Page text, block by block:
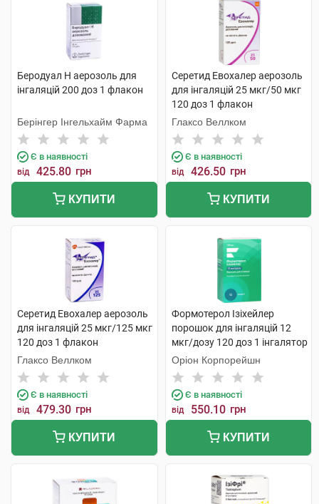
Беродуал Н аерозоль для
інгаляцій 200 доз 1 флакон
Берінгер Інгельхайм Фарма
Є в наявності
від 425.80 грн
КУПИТИ
Серетид Евохалер аерозоль
для інгаляцій 25 мкг/50 мкг
120 доз 1 флакон
Глаксо Веллком
Є в наявності
від 426.50 грн
КУПИТИ
Серетид Евохалер аерозоль
для інгаляцій 25 мкг/125 мкг
120 доз 1 флакон
Глаксо Веллком
Є в наявності
від 479.30 грн
КУПИТИ
Формотерол Ізіхейлер
порошок для інгаляцій 12
мкг/дозу 120 доз 1 інгалятор
Оріон Корпорейшн
Є в наявності
від 550.10 грн
КУПИТИ